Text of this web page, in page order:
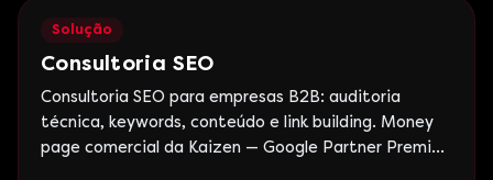
Solução
Consultoria SEO
Consultoria SEO para empresas B2B: auditoria
técnica, keywords, conteúdo e link building. Money
page comercial da Kaizen — Google Partner Premier,